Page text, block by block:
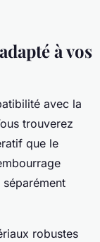
à vos
avec la
trouverez
que le
robustes